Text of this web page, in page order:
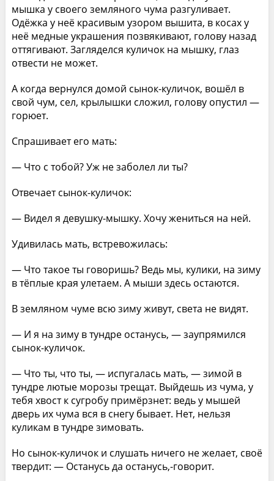
мышка у своего земляного чума разгуливает.
Одёжка у неё красивым узором вышита, в косах у
неё медные украшения позвякивают, голову назад
оттягивают. Загляделся куличок на мышку, глаз
отвести не может.
А когда вернулся домой сынок-куличок, вошёл в
свой чум, сел, крылышки сложил, голову опустил —
горюет.
Спрашивает его мать:
— Что с тобой? Уж не заболел ли ты?
Отвечает сынок-куличок:
— Видел я девушку-мышку. Хочу жениться на ней.
Удивилась мать, встревожилась:
— Что такое ты говоришь? Ведь мы, кулики, на зиму
в тёплые края улетаем. А мыши здесь остаются.
В земляном чуме всю зиму живут, света не видят.
— И я на зиму в тундре останусь, — заупрямился
сынок-куличок.
— Что ты, что ты, — испугалась мать, — зимой в
тундре лютые морозы трещат. Выйдешь из чума, у
тебя хвост к сугробу примёрзнет: ведь у мышей
дверь их чума вся в снегу бывает. Нет, нельзя
куликам в тундре зимовать.
Но сынок-куличок и слушать ничего не желает, своё
твердит: — Останусь да останусь,-говорит.